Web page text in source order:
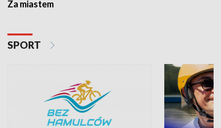
Za miastem
SPORT